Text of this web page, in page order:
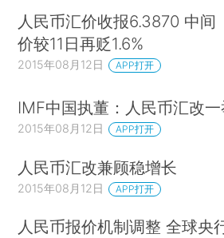
人民币汇价收报6.3870 中间
价较11日再贬1.6%
2015年08月12日 APP打开
IMF中国执董：人民币汇改
2015年08月12日 APP打开
人民币汇改兼顾稳增长
2015年08月12日 APP打开
人民币报价机制调整 全球央